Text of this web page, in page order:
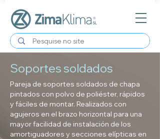
Soportes soldados
Pareja de soportes soldados de chapa
pintados con polvo de poliéster, rápidos
y fáciles de montar. Realizados con
agujeros en el brazo horizontal para una
mayor facilidad de instalación de los
amortiguadores y secciones elípticas en